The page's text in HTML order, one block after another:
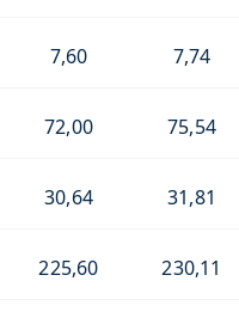
7,60 7,74
72,00 75,54
30,64 31,81
225,60 230,11